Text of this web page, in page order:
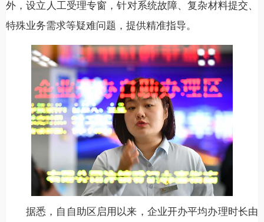
外，设立人工受理专窗，针对系统故障、复杂材料提交、
特殊业务需求等疑难问题，提供精准指导。
据悉，自自助区启用以来，企业开办平均办理时长由